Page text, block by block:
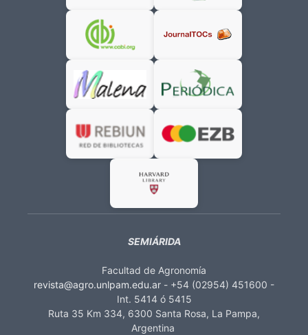
SEMIÁRIDA
Facultad de Agronomía
revista@agro.unlpam.edu.ar - +54 (02954) 451600 -
Int. 5414 ó 5415
Ruta 35 Km 334, 6300 Santa Rosa, La Pampa,
Argentina